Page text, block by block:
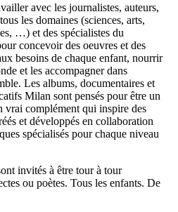
avec les journalistes, auteurs,
les domaines (sciences, arts,
…) et des spécialistes du
concevoir des oeuvres et des
besoins de chaque enfant, nourrir
et les accompagner dans
Les albums, documentaires et
Milan sont pensés pour être un
vrai complément qui inspire des
et développés en collaboration
spécialisés pour chaque niveau
invités à être tour à tour
ou poètes. Tous les enfants. De